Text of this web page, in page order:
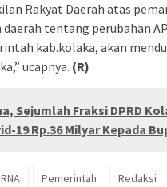
Rakyat Daerah atas
tentang perubahan
kab.kolaka, akan
ucapnya. (R)
Sejumlah Fraksi DPRD
19 Rp.36 Milyar Kepada
Pemerintah Redaksi